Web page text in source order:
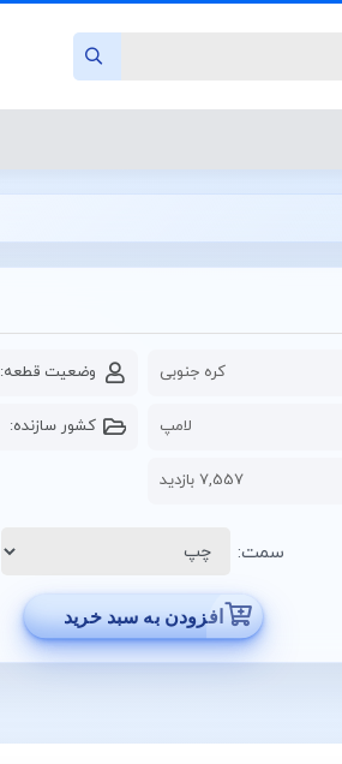
کره جنوبی وضعیت قطعه:
لامپ کشور سازنده:
7,557 بازدید
سمت:
افزودن به سبد خرید